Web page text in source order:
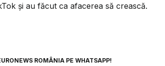
și au făcut ca afacerea să crească.
ROMÂNIA PE WHATSAPP!